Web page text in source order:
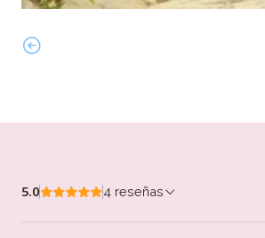
5.0 4 reseñas